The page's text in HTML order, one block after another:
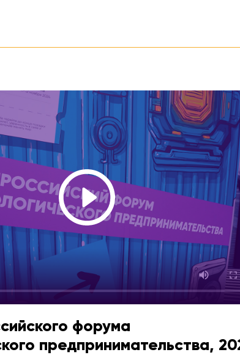
форума
предпринимательства,